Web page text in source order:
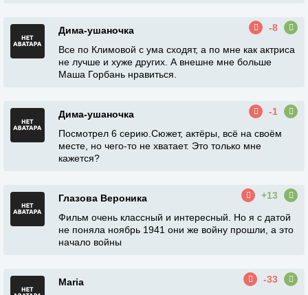
Дима-ушаночка
-8
Все по Климовой с ума сходят, а по мне как актриса
не лучше и хуже других. А внешне мне больше
Маша Горбань нравиться.
Дима-ушаночка
-1
Посмотрел 6 серию.Сюжет, актёры, всё на своём
месте, но чего-то не хватает. Это только мне
кажется?
Глазова Вероника
+13
Фильм очень классный и интересный. Но я с датой
не поняла ноябрь 1941 они же войну прошли, а это
начало войны
Maria
-33